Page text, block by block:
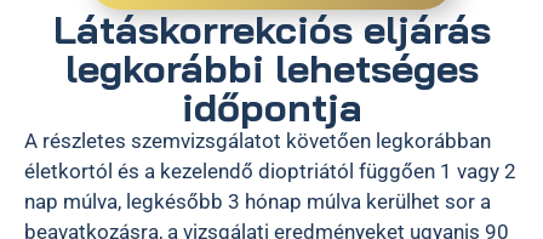
Látáskorrekciós eljárás
legkorábbi lehetséges
időpontja
A részletes szemvizsgálatot követően legkorábban
életkortól és a kezelendő dioptriától függően 1 vagy 2
nap múlva, legkésőbb 3 hónap múlva kerülhet sor a
beavatkozásra, a vizsgálati eredményeket ugyanis 90